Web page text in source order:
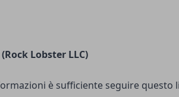
Lobster LLC)
è sufficiente seguire questo